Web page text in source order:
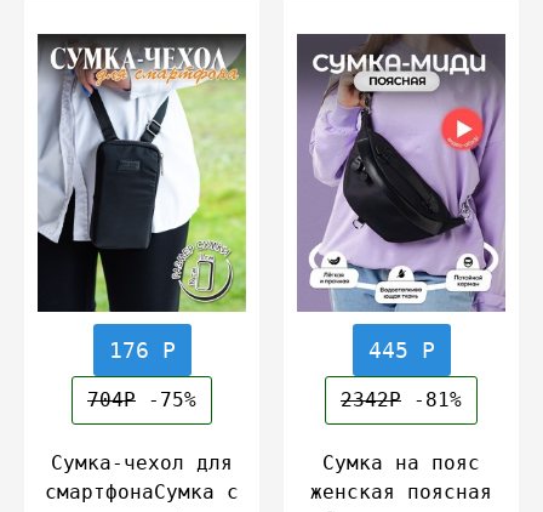
176 Р
704Р -75%
Сумка-чехол для
смартфонаСумка с
445 Р
2342Р -81%
Сумка на пояс
женская поясная